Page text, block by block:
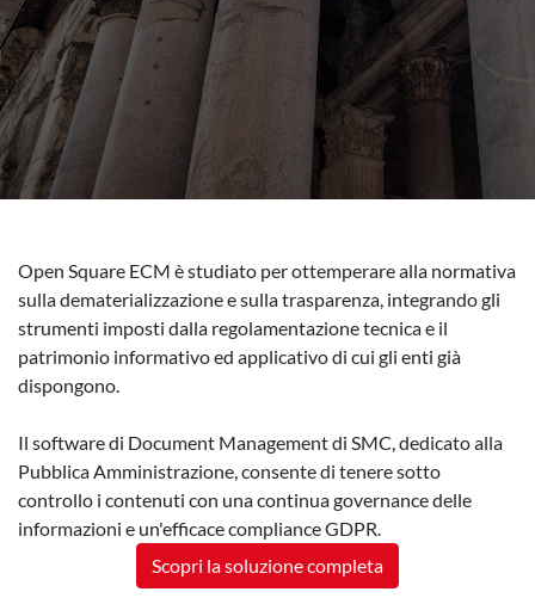
Open Square ECM è studiato per ottemperare alla normativa
sulla dematerializzazione e sulla trasparenza, integrando gli
strumenti imposti dalla regolamentazione tecnica e il
patrimonio informativo ed applicativo di cui gli enti già
dispongono.
Il software di Document Management di SMC, dedicato alla
Pubblica Amministrazione, consente di tenere sotto
controllo i contenuti con una continua governance delle
informazioni e un'efficace compliance GDPR.
Scopri la soluzione completa